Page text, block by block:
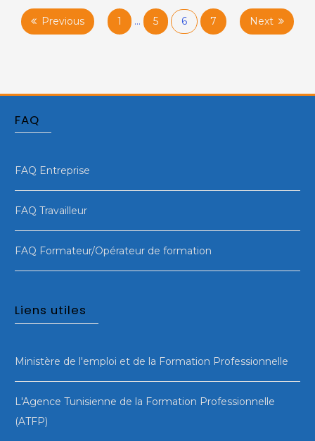
Pagination
Previous 1 … 5 6 7 Next
FAQ
FAQ Entreprise
FAQ Travailleur
FAQ Formateur/Opérateur de formation
Liens utiles
Ministère de l'emploi et de la Formation Professionnelle
L'Agence Tunisienne de la Formation Professionnelle
(ATFP)